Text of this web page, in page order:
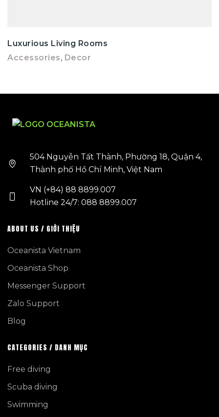
Luxurious Living Rooms
Accessories, Decor
504 Nguyễn Tất Thành, Phường 18, Quận 4,
Thành phố Hồ Chí Minh, Việt Nam
VN (+84) 88 8899.007
Hotline 24/7: 088 8899.007
ABOUT US / GIỚI THIỆU
Oceanista Vietnam
Oceanista Shop
Messenger Support
Zalo Support
Blog
CATEGORIES / DANH MỤC
Free diving
Scuba diving
Swimming